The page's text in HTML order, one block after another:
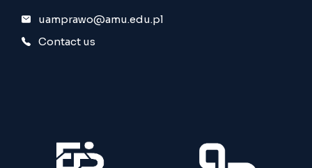
uamprawo@amu.edu.pl
Contact us